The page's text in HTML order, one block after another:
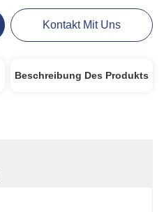
Kontakt Mit Uns
Beschreibung Des Produkts